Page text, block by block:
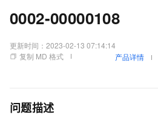
0002-00000108
更新时间： 2023-02-13 07:14:14
复制 MD 格式
产品详情
问题描述